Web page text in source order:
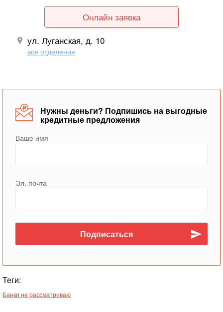
Онлайн заявка
ул. Луганская, д. 10
все отделения
Нужны деньги? Подпишись на выгодные
кредитные предложения
Ваше имя
Эл. почта
Теги:
Банки не рассматриваю